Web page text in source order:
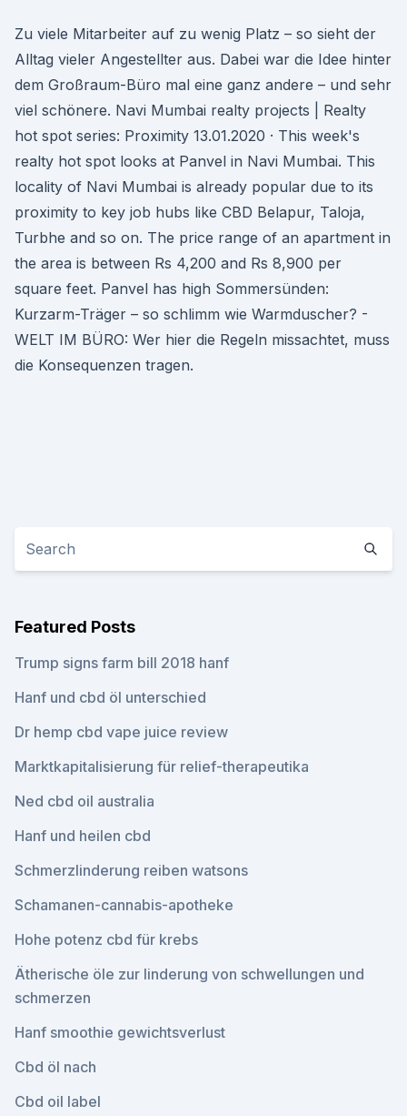
Zu viele Mitarbeiter auf zu wenig Platz – so sieht der
Alltag vieler Angestellter aus. Dabei war die Idee hinter
dem Großraum-Büro mal eine ganz andere – und sehr
viel schönere. Navi Mumbai realty projects | Realty
hot spot series: Proximity 13.01.2020 · This week's
realty hot spot looks at Panvel in Navi Mumbai. This
locality of Navi Mumbai is already popular due to its
proximity to key job hubs like CBD Belapur, Taloja,
Turbhe and so on. The price range of an apartment in
the area is between Rs 4,200 and Rs 8,900 per
square feet. Panvel has high Sommersünden:
Kurzarm-Träger – so schlimm wie Warmduscher? -
WELT IM BÜRO: Wer hier die Regeln missachtet, muss
die Konsequenzen tragen.
Featured Posts
Trump signs farm bill 2018 hanf
Hanf und cbd öl unterschied
Dr hemp cbd vape juice review
Marktkapitalisierung für relief-therapeutika
Ned cbd oil australia
Hanf und heilen cbd
Schmerzlinderung reiben watsons
Schamanen-cannabis-apotheke
Hohe potenz cbd für krebs
Ätherische öle zur linderung von schwellungen und
schmerzen
Hanf smoothie gewichtsverlust
Cbd öl nach
Cbd oil label